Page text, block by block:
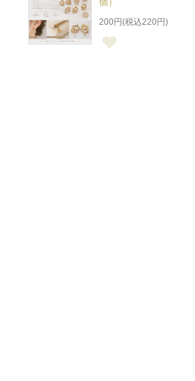
200円(税込220円)